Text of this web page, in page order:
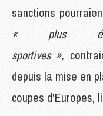
sanctions
« plus
sportives »,
depuis la mise en
coupes d'Europes,